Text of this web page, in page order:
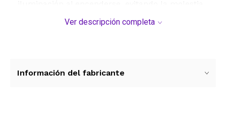
computadora. Su funcionamiento es
La durabilidad y la estabilidad están
Ver descripción completa
Información del fabricante